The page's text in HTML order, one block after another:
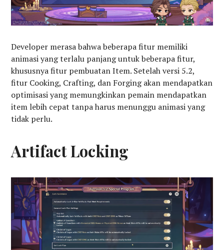
Developer merasa bahwa beberapa fitur memiliki
animasi yang terlalu panjang untuk beberapa fitur,
khususnya fitur pembuatan Item. Setelah versi 5.2,
fitur Cooking, Crafting, dan Forging akan mendapatkan
optimisasi yang memungkinkan pemain mendapatkan
item lebih cepat tanpa harus menunggu animasi yang
tidak perlu.
Artifact Locking